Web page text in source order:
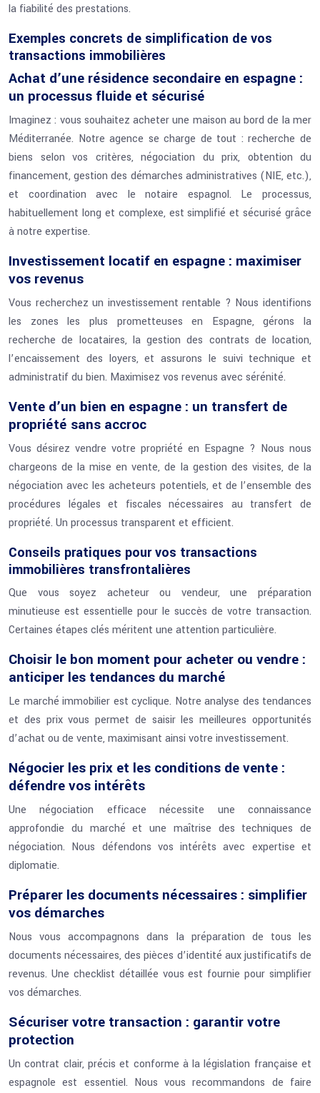
la fiabilité des prestations.
Exemples concrets de simplification de vos
transactions immobilières
Achat d’une résidence secondaire en espagne :
un processus fluide et sécurisé
Imaginez : vous souhaitez acheter une maison au bord de la mer
Méditerranée. Notre agence se charge de tout : recherche de
biens selon vos critères, négociation du prix, obtention du
financement, gestion des démarches administratives (NIE, etc.),
et coordination avec le notaire espagnol. Le processus,
habituellement long et complexe, est simplifié et sécurisé grâce
à notre expertise.
Investissement locatif en espagne : maximiser
vos revenus
Vous recherchez un investissement rentable ? Nous identifions
les zones les plus prometteuses en Espagne, gérons la
recherche de locataires, la gestion des contrats de location,
l’encaissement des loyers, et assurons le suivi technique et
administratif du bien. Maximisez vos revenus avec sérénité.
Vente d’un bien en espagne : un transfert de
propriété sans accroc
Vous désirez vendre votre propriété en Espagne ? Nous nous
chargeons de la mise en vente, de la gestion des visites, de la
négociation avec les acheteurs potentiels, et de l’ensemble des
procédures légales et fiscales nécessaires au transfert de
propriété. Un processus transparent et efficient.
Conseils pratiques pour vos transactions
immobilières transfrontalières
Que vous soyez acheteur ou vendeur, une préparation
minutieuse est essentielle pour le succès de votre transaction.
Certaines étapes clés méritent une attention particulière.
Choisir le bon moment pour acheter ou vendre :
anticiper les tendances du marché
Le marché immobilier est cyclique. Notre analyse des tendances
et des prix vous permet de saisir les meilleures opportunités
d’achat ou de vente, maximisant ainsi votre investissement.
Négocier les prix et les conditions de vente :
défendre vos intérêts
Une négociation efficace nécessite une connaissance
approfondie du marché et une maîtrise des techniques de
négociation. Nous défendons vos intérêts avec expertise et
diplomatie.
Préparer les documents nécessaires : simplifier
vos démarches
Nous vous accompagnons dans la préparation de tous les
documents nécessaires, des pièces d’identité aux justificatifs de
revenus. Une checklist détaillée vous est fournie pour simplifier
vos démarches.
Sécuriser votre transaction : garantir votre
protection
Un contrat clair, précis et conforme à la législation française et
espagnole est essentiel. Nous vous recommandons de faire